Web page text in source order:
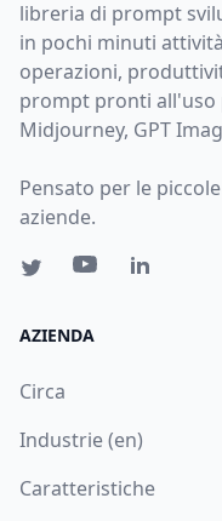
libreria di prompt
in pochi minuti
operazioni,
prompt pronti all'uso
Midjourney, GPT
Pensato per le
aziende.
AZIENDA
Circa
Industrie (en)
Caratteristiche